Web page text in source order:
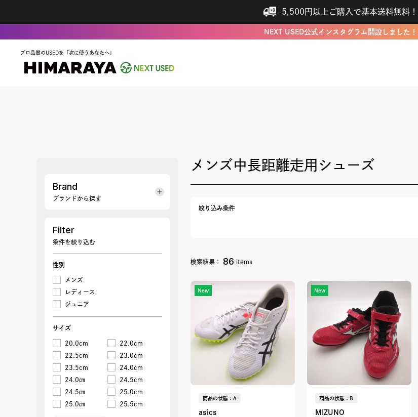
5,500円以上ご購入で基本送料無料！
NEXT USED公式インスタグラム開設しました！
プロ品質のUSEDを「次に使うあなたへ」
Brand
ブランドから探す
Filter
条件を絞り込む
性別
メンズ
レディース
ジュニア
サイズ
20.0cm
22.0cm
22.5cm
23.0cm
23.5cm
24.0cm
24.0㎝
24.5cm
24.5㎝
25.0cm
25.0㎝
25.5cm
メンズ中長距離走用シューズ
絞り込み条件
検索結果： 86 items
New
商品の状態：A
asics
New
商品の状態：B
MIZUNO